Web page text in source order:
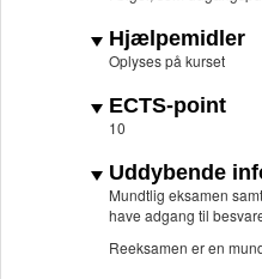
Hjælpemidler
Oplyses på kurset
ECTS-point
10
Uddybende
Mundtlig eksamen
have adgang til
Reeksamen er en